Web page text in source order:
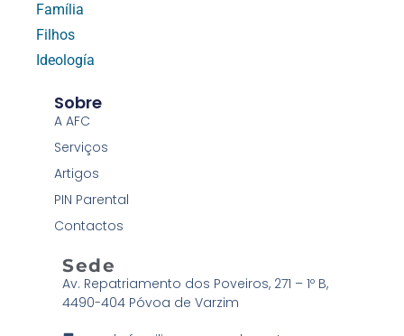
Família
Filhos
Ideología
Sobre
A AFC
Serviços
Artigos
PIN Parental
Contactos
Sede
Av. Repatriamento dos Poveiros, 271 – 1º B,
4490-404 Póvoa de Varzim